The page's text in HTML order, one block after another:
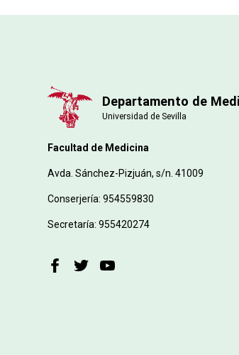
Facultad de Medicina
Avda. Sánchez-Pizjuán, s/n. 41009
Conserjería: 954559830
Secretaría: 955420274